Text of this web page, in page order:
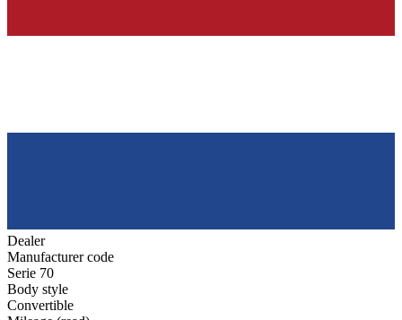
Dealer
Manufacturer code
Serie 70
Body style
Convertible